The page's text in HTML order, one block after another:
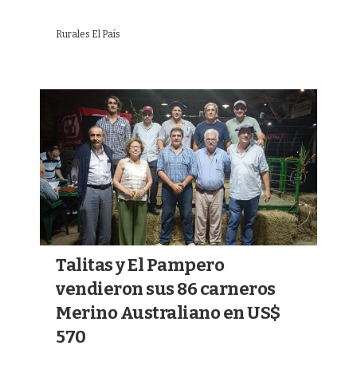
Rurales El País
Talitas y El Pampero
vendieron sus 86 carneros
Merino Australiano en US$
570